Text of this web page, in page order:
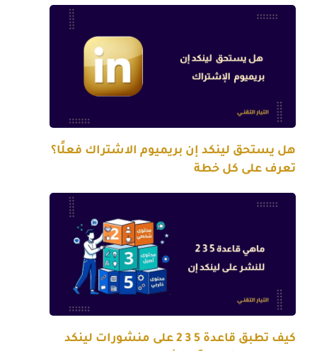
هل يستحق لينكد إن بريميوم الاشتراك فعلًا؟
تعرف على كل خطة
كيف تطبق قاعدة 5 3 2 على منشورات لينكد